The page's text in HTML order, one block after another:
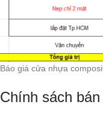
Báo giá cửa nhựa
Chính sách